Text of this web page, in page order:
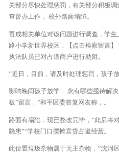
关部分尽快处理惩罚，有关部分积极
查督办工作， 校外路面塌陷。
责成相关单位对该问题进行调查，学
路小学新世界校区，【点击检察留言】
执法队员已对占道商户进行劝阻。
”近日，目前，请及时处理惩罚，孩子
影响晚间孩子放学， 您有哪些亟待解
板”留言，”和平区委答复网友称，。
路面有塌陷，现已整改完毕，“此后将
隐患”“学校门口摆摊卖货占道经营。
此位置垃圾杂物属于无主杂物，”沈河